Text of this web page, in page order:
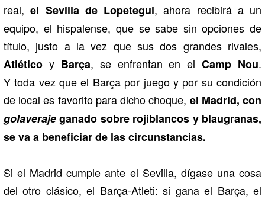
real,el Sevilla de Lopetegui, ahora recibirá a un
equipo, el hispalense, que se sabe sin opciones de
título, justo a la vez que sus dos grandes rivales,
Atlético y Barça, se enfrentan en elCamp Nou.
Y toda vez que el Barça por juego y por su condición
de local es favorito para dicho choque, el Madrid, con
golaverajeganado sobre rojiblancos y blaugranas,
se va a beneficiar de las circunstancias.
Si el Madrid cumple ante el Sevilla, dígase una cosa
del otro clásico, el Barça-Atleti: si gana el Barça, el